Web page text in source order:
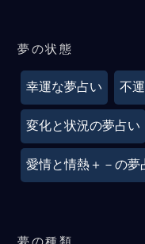
夢の状態
幸運な夢占い 不
変化と状況の夢占い
愛情と情熱＋－の夢
夢の種類